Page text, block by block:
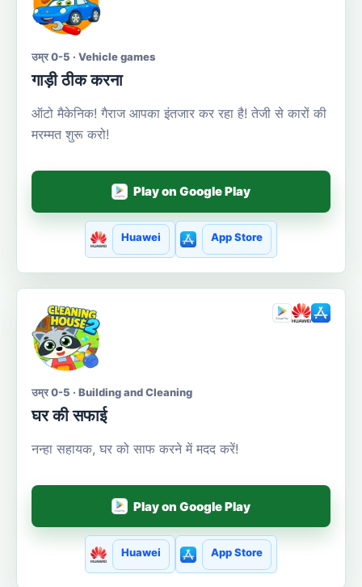
उम्र 0-5 · Vehicle games
गाड़ी ठीक करना
ऑटो मैकेनिक! गैराज आपका इंतजार कर रहा है! तेजी से कारों की
मरम्मत शुरू करो!
Play on Google Play
Huawei App Store
उम्र 0-5 · Building and Cleaning
घर की सफाई
नन्हा सहायक, घर को साफ करने में मदद करें!
Play on Google Play
Huawei App Store